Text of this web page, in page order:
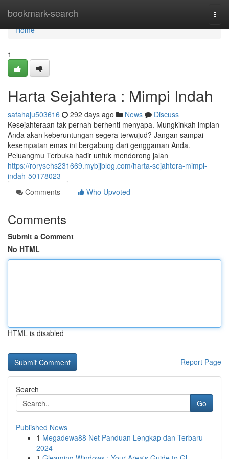
bookmark-search
Home
Home
1
Harta Sejahtera : Mimpi Indah
safahaju503616 292 days ago News
Discuss
Kesejahteraan tak pernah berhenti menyapa. Mungkinkah impian
Anda akan keberuntungan segera terwujud? Jangan sampai
kesempatan emas ini bergabung dari genggaman Anda.
Peluangmu Terbuka hadir untuk mendorong jalan
https://rorysehs231669.mybjjblog.com/harta-sejahtera-mimpi-
indah-50178023
Comments
Who Upvoted
Comments
Submit a Comment
No HTML
HTML is disabled
Report Page
Search
Go
Published News
1 Megadewa88 Net Panduan Lengkap dan Terbaru
2024